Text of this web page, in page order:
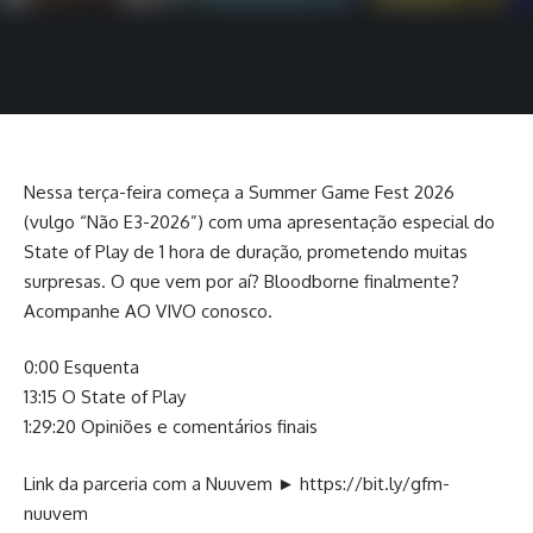
Nessa terça-feira começa a Summer Game Fest 2026
(vulgo “Não E3-2026”) com uma apresentação especial do
State of Play de 1 hora de duração, prometendo muitas
surpresas. O que vem por aí? Bloodborne finalmente?
Acompanhe AO VIVO conosco.
0:00 Esquenta
13:15 O State of Play
1:29:20 Opiniões e comentários finais
Link da parceria com a Nuuvem ► https://bit.ly/gfm-
nuuvem